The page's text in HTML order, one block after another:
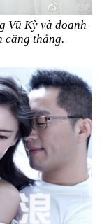
Vũ Kỳ và doanh
căng thẳng.